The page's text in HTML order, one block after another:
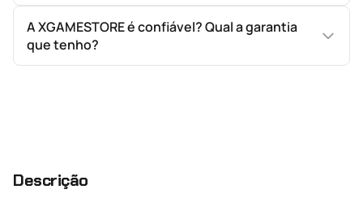
A XGAMESTORE é confiável? Qual a garantia
que tenho?
Descrição